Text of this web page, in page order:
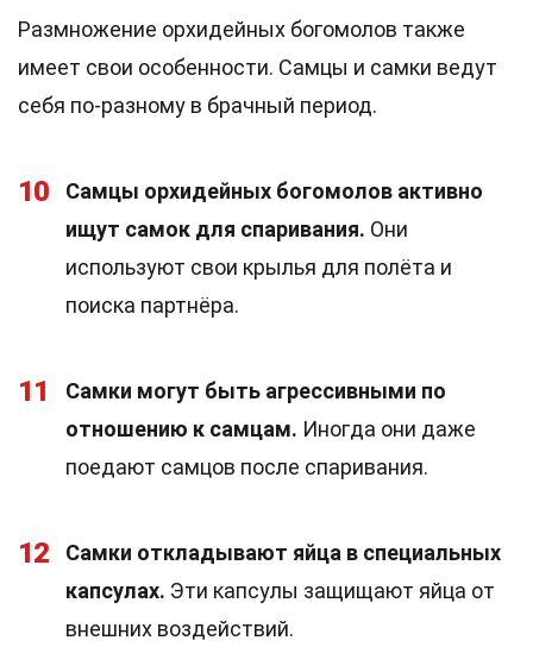
Размножение орхидейных богомолов также
имеет свои особенности. Самцы и самки ведут
себя по-разному в брачный период.
10
Самцы орхидейных богомолов активно
ищут самок для спаривания. Они
используют свои крылья для полёта и
поиска партнёра.
11
Самки могут быть агрессивными по
отношению к самцам. Иногда они даже
поедают самцов после спаривания.
12
Самки откладывают яйца в специальных
капсулах. Эти капсулы защищают яйца от
внешних воздействий.